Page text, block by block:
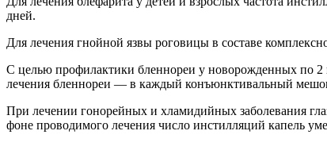
дней.
Для лечения гнойной язвы роговицы в составе
С целью профилактики бленнореи у новорожденных по 2
лечения бленнореи — в каждый конъюнктивальный
При лечении гонорейных и хламидийных заболевания
фоне проводимого лечения число инстилляций капель